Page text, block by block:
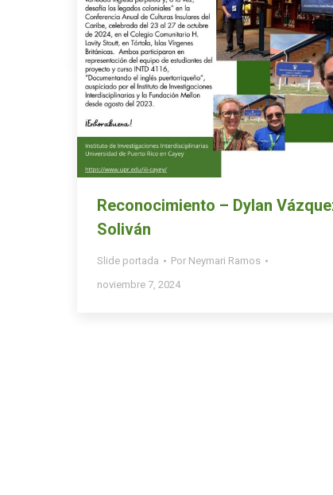
Reconocimiento – Dylan
Soliván
Slide portada Por Neymari Ramos
noviembre 7, 2024